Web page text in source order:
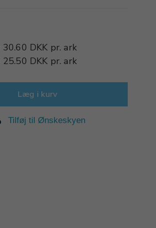
30.60 DKK pr.ark
25.50 DKK pr.ark
Læg i kurv
Tilføj til Ønskeskyen